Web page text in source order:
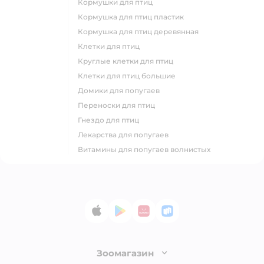
кормушки для птиц
кормушка для птиц пластик
кормушка для птиц деревянная
клетки для птиц
круглые клетки для птиц
клетки для птиц большие
домики для попугаев
переноски для птиц
гнездо для птиц
лекарства для попугаев
витамины для попугаев волнистых
App StoreGoogle Play
AppGallery
RuStore
Зоомагазин